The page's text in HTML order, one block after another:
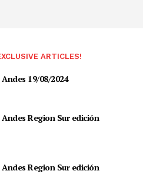
ARTICLES!
19/08/2024
Region Sur edición
Region Sur edición